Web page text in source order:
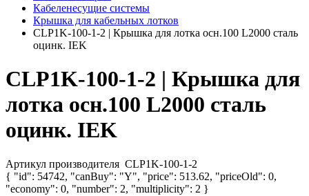
Кабеленесущие системы
Крышка для кабельных лотков
CLP1K-100-1-2 | Крышка для лотка осн.100 L2000 сталь
оцинк. IEK
CLP1K-100-1-2 | Крышка для
лотка осн.100 L2000 сталь
оцинк. IEK
Артикул производителя CLP1K-100-1-2
{ "id": 54742, "canBuy": "Y", "price": 513.62, "priceOld": 0,
"economy": 0, "number": 2, "multiplicity": 2 }